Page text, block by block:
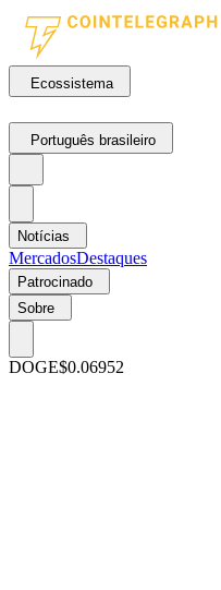
Ecossistema
Português brasileiro
Notícias
MercadosDestaques
Patrocinado
Sobre
DOGE$0.06952